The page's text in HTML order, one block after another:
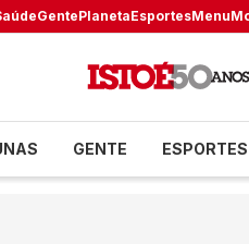
GentePlanetaEsportesMenu
GENTE ESPORTES